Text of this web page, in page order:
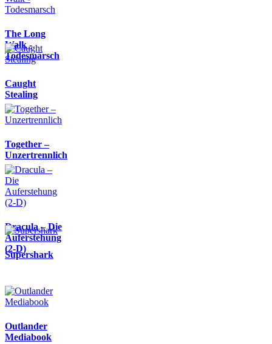
The Long
Walk -
Todesmarsch
Caught
Stealing
Together –
Unzertrennlich
Dracula – Die
Auferstehung
(2-D)
Supershark
Outlander
Mediabook